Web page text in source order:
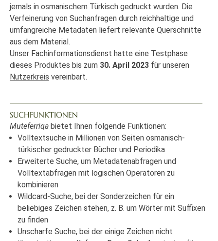
jemals in osmanischem Türkisch gedruckt wurden. Die
Verfeinerung von Suchanfragen durch reichhaltige und
umfangreiche Metadaten liefert relevante Querschnitte
aus dem Material.
Unser Fachinformationsdienst hatte eine Testphase
dieses Produktes bis zum 30. April 2023 für unseren
Nutzerkreis vereinbart.
SUCHFUNKTIONEN
Muteferriqa bietet Ihnen folgende Funktionen:
Volltextsuche in Millionen von Seiten osmanisch-
türkischer gedruckter Bücher und Periodika
Erweiterte Suche, um Metadatenabfragen und
Volltextabfragen mit logischen Operatoren zu
kombinieren
Wildcard-Suche, bei der Sonderzeichen für ein
beliebiges Zeichen stehen, z. B. um Wörter mit Suffixen
zu finden
Unscharfe Suche, bei der einige Zeichen nicht